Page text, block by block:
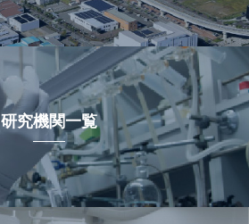
研究機関一覧